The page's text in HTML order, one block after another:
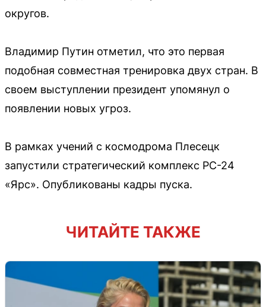
округов.
Владимир Путин отметил, что это первая
подобная совместная тренировка двух стран. В
своем выступлении президент упомянул о
появлении новых угроз.
В рамках учений с космодрома Плесецк
запустили стратегический комплекс РС-24
«Ярс». Опубликованы кадры пуска.
ЧИТАЙТЕ ТАКЖЕ